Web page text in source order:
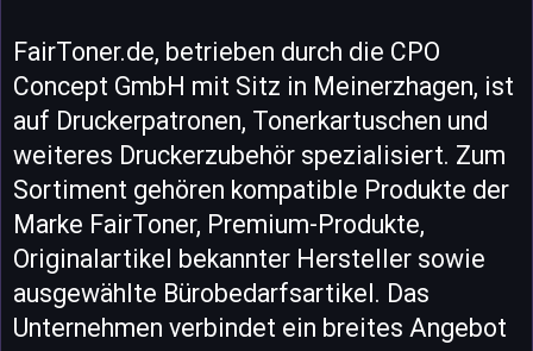
FairToner.de, betrieben durch die CPO
Concept GmbH mit Sitz in Meinerzhagen, ist
auf Druckerpatronen, Tonerkartuschen und
weiteres Druckerzubehör spezialisiert. Zum
Sortiment gehören kompatible Produkte der
Marke FairToner, Premium-Produkte,
Originalartikel bekannter Hersteller sowie
ausgewählte Bürobedarfsartikel. Das
Unternehmen verbindet ein breites Angebot